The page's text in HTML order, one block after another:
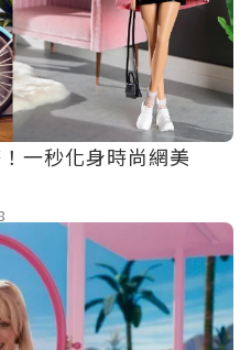
一秒化身時尚網美